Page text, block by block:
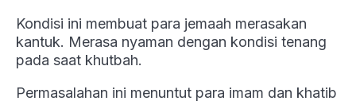
Kondisi ini membuat para jemaah merasakan
kantuk. Merasa nyaman dengan kondisi tenang
pada saat khutbah.
Permasalahan ini menuntut para imam dan khatib